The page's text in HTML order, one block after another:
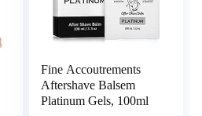
Fine Accoutrements
Aftershave Balsem
Platinum Gels, 100ml